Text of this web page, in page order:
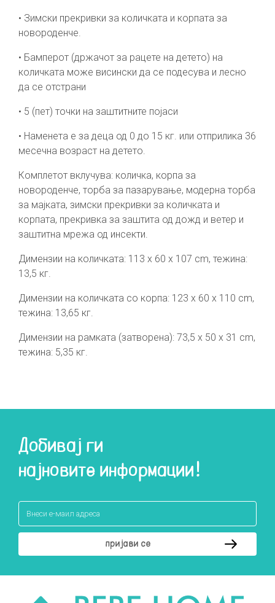
• Зимски прекривки за количката и корпата за
новороденче.
• Бамперот (држачот за рацете на детето) на
количката може висински да се подесува и лесно
да се отстрани
• 5 (пет) точки на заштитните појаси
• Наменета е за деца од 0 до 15 кг. или отприлика 36
месечна возраст на детето.
Комплетот вклучува: количка, корпа за
новороденче, торба за пазарување, модерна торба
за мајката, зимски прекривки за количката и
корпата, прекривка за заштита од дожд и ветер и
заштитна мрежа од инсекти.
Димензии на количката: 113 х 60 х 107 cm, тежина:
13,5 кг.
Димензии на количката со корпа: 123 х 60 х 110 cm,
тежина: 13,65 кг.
Димензии на рамката (затворена): 73,5 х 50 х 31 cm,
тежина: 5,35 кг.
Добивај ги
најновите информации!